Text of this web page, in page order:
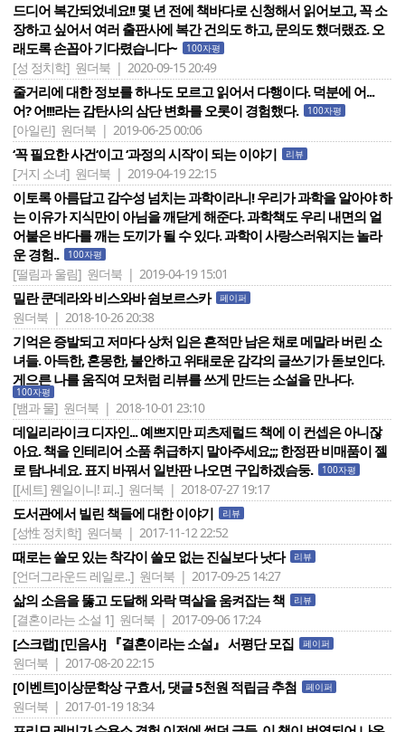
드디어 복간되었네요!! 몇 년 전에 책바다로 신청해서 읽어보고, 꼭 소
장하고 싶어서 여러 출판사에 복간 건의도 하고, 문의도 했더랬죠. 오
래도록 손꼽아 기다렸습니다~
100자평
[성 정치학] 원더북 | 2020-09-15 20:49
줄거리에 대한 정보를 하나도 모르고 읽어서 다행이다. 덕분에 어...
어? 어!!!라는 감탄사의 삼단 변화를 오롯이 경험했다.
100자평
[아일린] 원더북 | 2019-06-25 00:06
‘꼭 필요한 사건‘이고 ‘과정의 시작‘이 되는 이야기 리뷰
[거지 소녀] 원더북 | 2019-04-19 22:15
이토록 아름답고 감수성 넘치는 과학이라니! 우리가 과학을 알아야 하
는 이유가 지식만이 아님을 깨닫게 해준다. 과학책도 우리 내면의 얼
어붙은 바다를 깨는 도끼가 될 수 있다. 과학이 사랑스러워지는 놀라
운 경험..
100자평
[떨림과 울림] 원더북 | 2019-04-19 15:01
밀란 쿤데라와 비스와바 쉼보르스카 페이퍼
원더북 | 2018-10-26 20:38
기억은 증발되고 저마다 상처 입은 흔적만 남은 채로 메말라 버린 소
녀들. 아득한, 혼몽한, 불안하고 위태로운 감각의 글쓰기가 돋보인다.
게으른 나를 움직여 모처럼 리뷰를 쓰게 만드는 소설을 만나다.
100자평
[뱀과 물] 원더북 | 2018-10-01 23:10
데일리라이크 디자인... 예쁘지만 피츠제럴드 책에 이 컨셉은 아니잖
아요. 책을 인테리어 소품 취급하지 말아주세요;;; 한정판 비매품이 젤
로 탐나네요. 표지 바꿔서 일반판 나오면 구입하겠슴둥.
100자평
[[세트] 웬일이니! 피..] 원더북 | 2018-07-27 19:17
도서관에서 빌린 책들에 대한 이야기 리뷰
[성性 정치학] 원더북 | 2017-11-12 22:52
때로는 쓸모 있는 착각이 쓸모 없는 진실보다 낫다 리뷰
[언더그라운드 레일로..] 원더북 | 2017-09-25 14:27
삶의 소음을 뚫고 도달해 와락 멱살을 움켜잡는 책 리뷰
[결혼이라는 소설 1] 원더북 | 2017-09-06 17:24
[스크랩] [민음사] 『결혼이라는 소설』 서평단 모집 페이퍼
원더북 | 2017-08-20 22:15
[이벤트]이상문학상 구효서, 댓글 5천원 적립금 추첨 페이퍼
원더북 | 2017-01-19 18:34